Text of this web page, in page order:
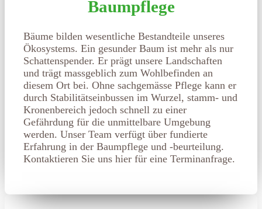
Baumpflege
Bäume bilden wesentliche Bestandteile unseres
Ökosystems. Ein gesunder Baum ist mehr als nur
Schattenspender. Er prägt unsere Landschaften
und trägt massgeblich zum Wohlbefinden an
diesem Ort bei. Ohne sachgemässe Pflege kann er
durch Stabilitätseinbussen im Wurzel, stamm- und
Kronenbereich jedoch schnell zu einer
Gefährdung für die unmittelbare Umgebung
werden. Unser Team verfügt über fundierte
Erfahrung in der Baumpflege und -beurteilung.
Kontaktieren Sie uns hier für eine Terminanfrage.